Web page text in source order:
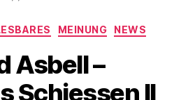
KategorienMEINUNG NEWS
Asbell –
Schiessen II